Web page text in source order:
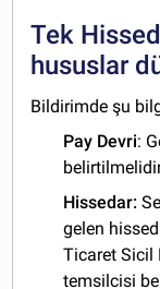
Tek
hususlar
Bildirimde şu
Pay Devri:
Hissedar:
gelen
Ticaret Sicil
temsilcisi